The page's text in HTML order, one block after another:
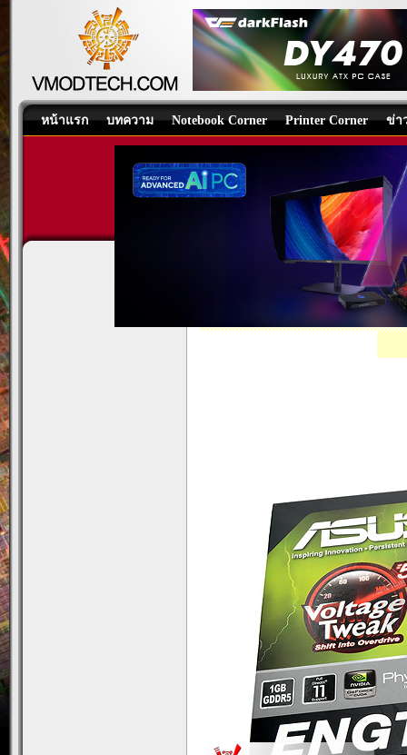
หน้าแรก บทความ Notebook Corner Printer Corner ข่า
ASUS ENGTX465 GeForce
บทความโดย: